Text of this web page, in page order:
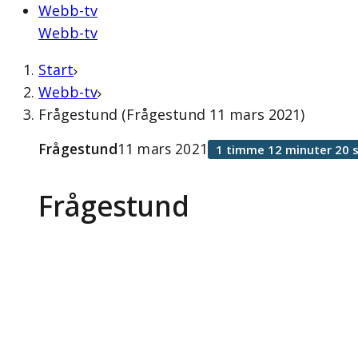
Webb-tv
Webb-tv
Start
Webb-tv
Frågestund (Frågestund 11 mars 2021)
Frågestund
Frågestund11 mars 2021 1 timme 12 minuter 20